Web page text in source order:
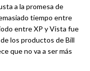
a la promesa de
tiempo entre
entre XP y Vista fue
los productos de Bill
que no va a ser más